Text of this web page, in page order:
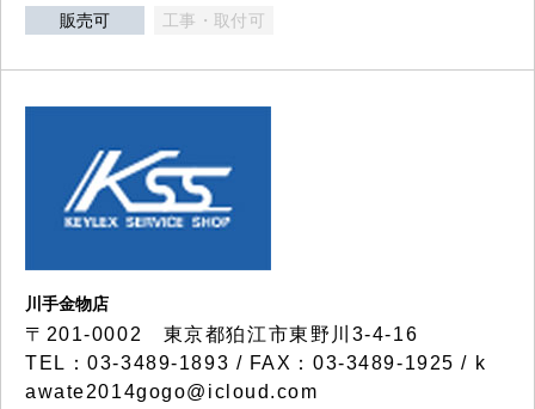
販売可 工事・取付可
川手金物店
〒201-0002 東京都狛江市東野川3-4-16
TEL：03-3489-1893 / FAX：03-3489-1925 / k
awate2014gogo@icloud.com